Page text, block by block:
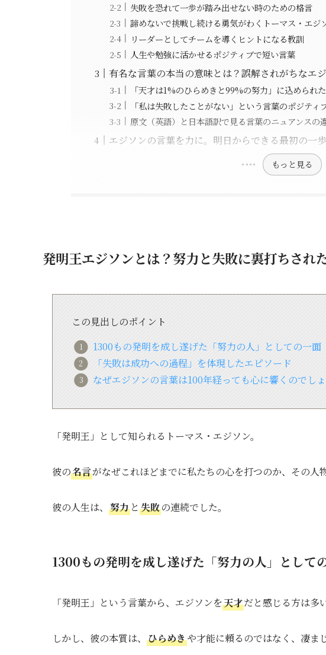
失敗を恐れて一歩が踏み出せない時のための格言
諦めないで挑戦し続ける勇気がわくトーマス・エジ
リーダーとしてチームを導くヒントになる教訓
人生や勉強に活かせるポジティブで短い言葉
有名な言葉の本当の意味とは？誤解されがちなエ
「天才は1%のひらめきと99%の努力」に込められ
「私は失敗したことがない」という言葉のポジティ
原文（英語）と日本語訳で見る言葉のニュアンスの
エジソンの言葉を力に。明日からできる最初の一歩
もっと見る
発明王エジソンとは？努力と失敗に裏打ちされ
この見出しのポイント
1300もの発明を成し遂げた「努力の人」としての一面
「失敗は成功への過程」を体現したエピソード
なぜエジソンの言葉は100年経っても心に響くのでし
「発明王」として知られるトーマス・エジソン。
彼の名言がなぜこれほどまでに私たちの心を打つのか、その人
彼の人生は、 努力 と 失敗の連続でした。
1300もの発明を成し遂げた「努力の人」として
「発明王」という言葉から、エジソンを天才だと感じる方は多
しかし、彼の本質は、 ひらめきや才能に頼るのではなく、凄ま